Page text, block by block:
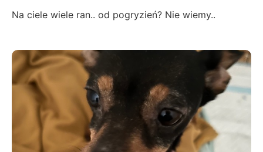
Na ciele wiele ran.. od pogryzień? Nie wiemy..